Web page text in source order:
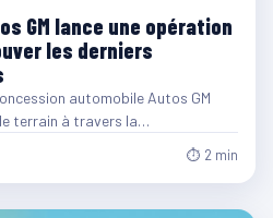
GM lance une opération
les derniers
automobile Autos GM
terrain à travers la…
⏱ 2 min